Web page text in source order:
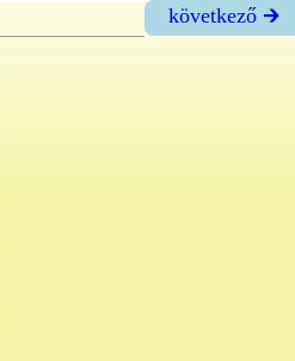
következő 🡲